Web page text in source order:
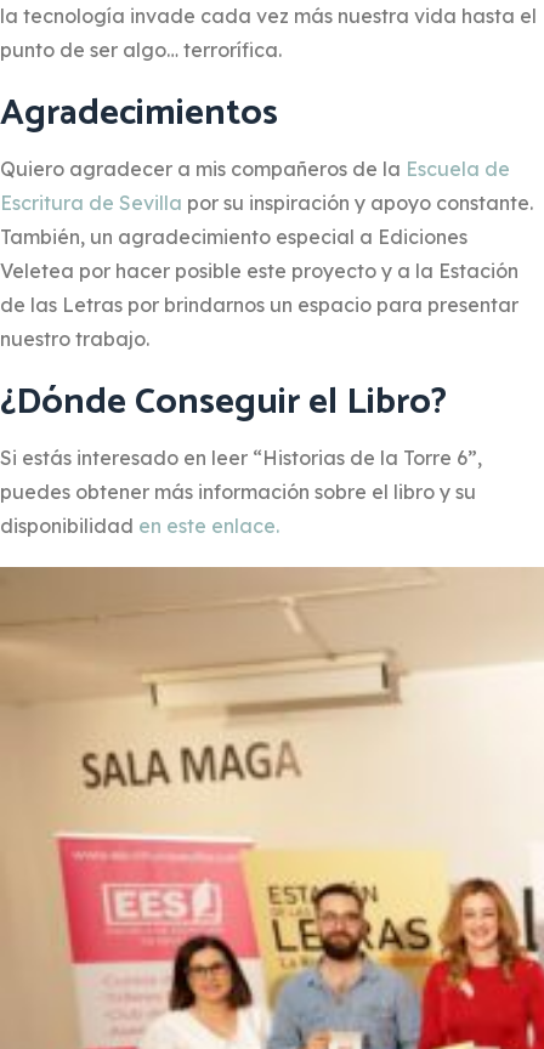
la tecnología invade cada vez más nuestra vida hasta el
punto de ser algo… terrorífica.
Agradecimientos
Quiero agradecer a mis compañeros de la Escuela de
Escritura de Sevilla por su inspiración y apoyo constante.
También, un agradecimiento especial a Ediciones
Veletea por hacer posible este proyecto y a la Estación
de las Letras por brindarnos un espacio para presentar
nuestro trabajo.
¿Dónde Conseguir el Libro?
Si estás interesado en leer “Historias de la Torre 6”,
puedes obtener más información sobre el libro y su
disponibilidad en este enlace.